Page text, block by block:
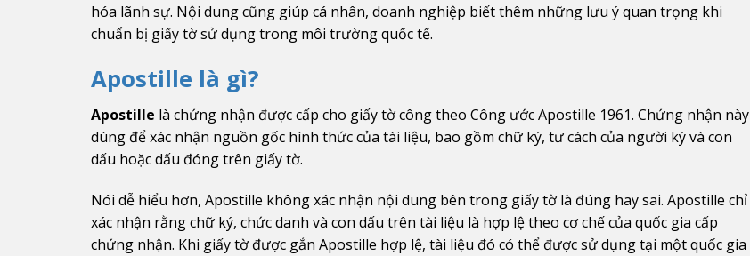
hóa lãnh sự. Nội dung cũng giúp cá nhân, doanh nghiệp biết thêm những lưu ý quan trọng khi
chuẩn bị giấy tờ sử dụng trong môi trường quốc tế.
Apostille là gì?
Apostille là chứng nhận được cấp cho giấy tờ công theo Công ước Apostille 1961. Chứng nhận này
dùng để xác nhận nguồn gốc hình thức của tài liệu, bao gồm chữ ký, tư cách của người ký và con
dấu hoặc dấu đóng trên giấy tờ.
Nói dễ hiểu hơn, Apostille không xác nhận nội dung bên trong giấy tờ là đúng hay sai. Apostille chỉ
xác nhận rằng chữ ký, chức danh và con dấu trên tài liệu là hợp lệ theo cơ chế của quốc gia cấp
chứng nhận. Khi giấy tờ được gắn Apostille hợp lệ, tài liệu đó có thể được sử dụng tại một quốc gia